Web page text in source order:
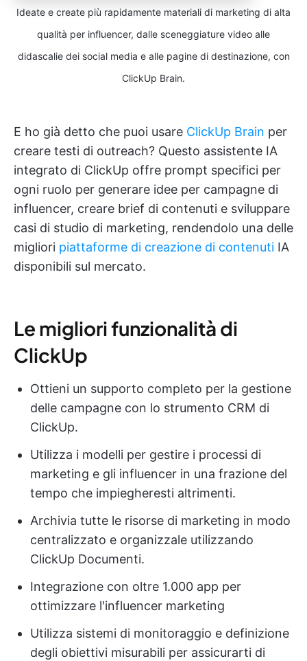
Ideate e create più rapidamente materiali di marketing di alta
qualità per influencer, dalle sceneggiature video alle
didascalie dei social media e alle pagine di destinazione, con
ClickUp Brain.
E ho già detto che puoi usare ClickUp Brain per
creare testi di outreach? Questo assistente IA
integrato di ClickUp offre prompt specifici per
ogni ruolo per generare idee per campagne di
influencer, creare brief di contenuti e sviluppare
casi di studio di marketing, rendendolo una delle
migliori piattaforme di creazione di contenuti IA
disponibili sul mercato.
Le migliori funzionalità di
ClickUp
Ottieni un supporto completo per la gestione
delle campagne con lo strumento CRM di
ClickUp.
Utilizza i modelli per gestire i processi di
marketing e gli influencer in una frazione del
tempo che impiegheresti altrimenti.
Archivia tutte le risorse di marketing in modo
centralizzato e organizzale utilizzando
ClickUp Documenti.
Integrazione con oltre 1.000 app per
ottimizzare l'influencer marketing
Utilizza sistemi di monitoraggio e definizione
degli obiettivi misurabili per assicurarti di